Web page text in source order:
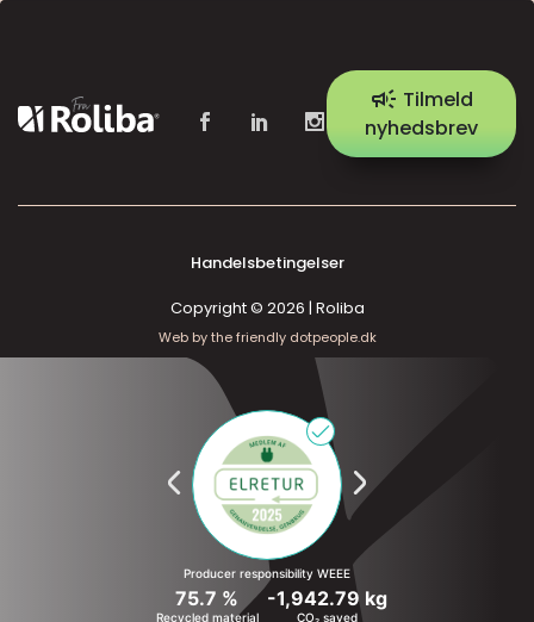
campaign Tilmeld
nyhedsbrev
Handelsbetingelser
Copyright © 2026 | Roliba
Web by the friendly dotpeople.dk